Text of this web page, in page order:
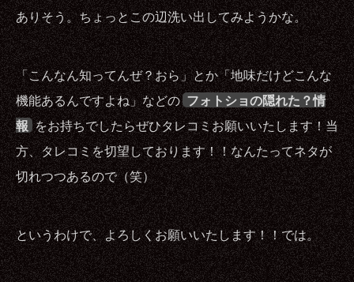
ありそう。ちょっとこの辺洗い出してみようかな。
「こんなん知ってんぜ？おら」とか「地味だけどこんな
機能あるんですよね」などの フォトショの隠れた？情
報 をお持ちでしたらぜひタレコミお願いいたします！当
方、タレコミを切望しております！！なんたってネタが
切れつつあるので（笑）
というわけで、よろしくお願いいたします！！では。